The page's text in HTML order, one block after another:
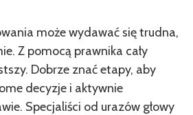
może wydawać się trudna,
Z pomocą prawnika cały
Dobrze znać etapy, aby
decyzje i aktywnie
Specjaliści od urazów głowy